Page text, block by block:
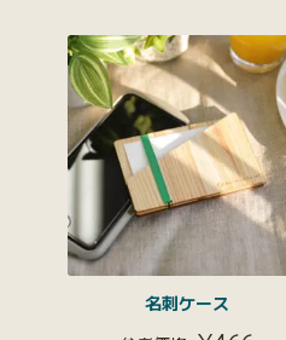
名刺ケース